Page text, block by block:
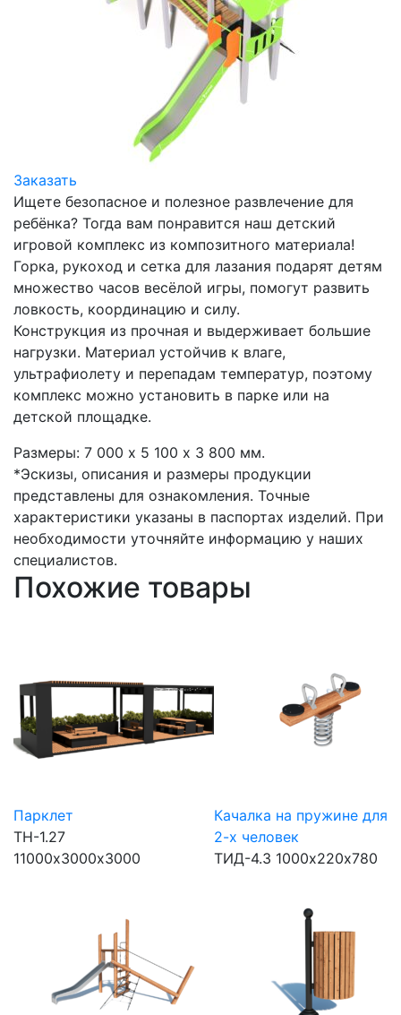
Заказать
Ищете безопасное и полезное развлечение для
ребёнка? Тогда вам понравится наш детский
игровой комплекс из композитного материала!
Горка, рукоход и сетка для лазания подарят детям
множество часов весёлой игры, помогут развить
ловкость, координацию и силу.
Конструкция из прочная и выдерживает большие
нагрузки. Материал устойчив к влаге,
ультрафиолету и перепадам температур, поэтому
комплекс можно установить в парке или на
детской площадке.
Размеры: 7 000 х 5 100 х 3 800 мм.
*Эскизы, описания и размеры продукции
представлены для ознакомления. Точные
характеристики указаны в паспортах изделий. При
необходимости уточняйте информацию у наших
специалистов.
Похожие товары
Парклет
ТН-1.27
11000х3000х3000
Качалка на пружине для
2-х человек
ТИД-4.3 1000х220х780